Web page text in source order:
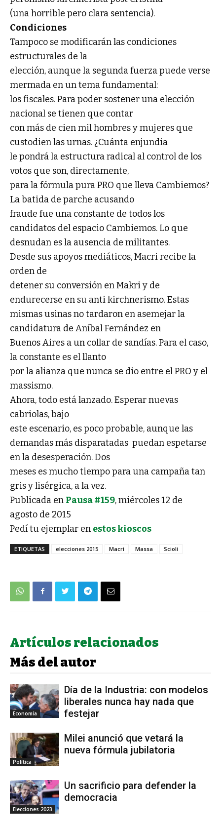
(una horrible pero clara sentencia).
Condiciones
Tampoco se modificarán las condiciones
estructurales de la
elección, aunque la segunda fuerza puede verse
mermada en un tema fundamental:
los fiscales. Para poder sostener una elección
nacional se tienen que contar
con más de cien mil hombres y mujeres que
custodien las urnas. ¿Cuánta enjundia
le pondrá la estructura radical al control de los
votos que son, directamente,
para la fórmula pura PRO que lleva Cambiemos?
La batida de parche acusando
fraude fue una constante de todos los
candidatos del espacio Cambiemos. Lo que
desnudan es la ausencia de militantes.
Desde sus apoyos mediáticos, Macri recibe la
orden de
detener su conversión en Makri y de
endurecerse en su anti kirchnerismo. Estas
mismas usinas no tardaron en asemejar la
candidatura de Aníbal Fernández en
Buenos Aires a un collar de sandías. Para el caso,
la constante es el llanto
por la alianza que nunca se dio entre el PRO y el
massismo.
Ahora, todo está lanzado. Esperar nuevas
cabriolas, bajo
este escenario, es poco probable, aunque las
demandas más disparatadas puedan espetarse
en la desesperación. Dos
meses es mucho tiempo para una campaña tan
gris y lisérgica, a la vez.
Publicada en Pausa #159, miércoles 12 de
agosto de 2015
Pedí tu ejemplar en estos kioscos
ETIQUETAS elecciones 2015 Macri Massa Scioli
Artículos relacionados
Más del autor
Economía
Día de la Industria: con modelos
liberales nunca hay nada que
festejar
Política
Milei anunció que vetará la
nueva fórmula jubilatoria
Elecciones 2023
Un sacrificio para defender la
democracia